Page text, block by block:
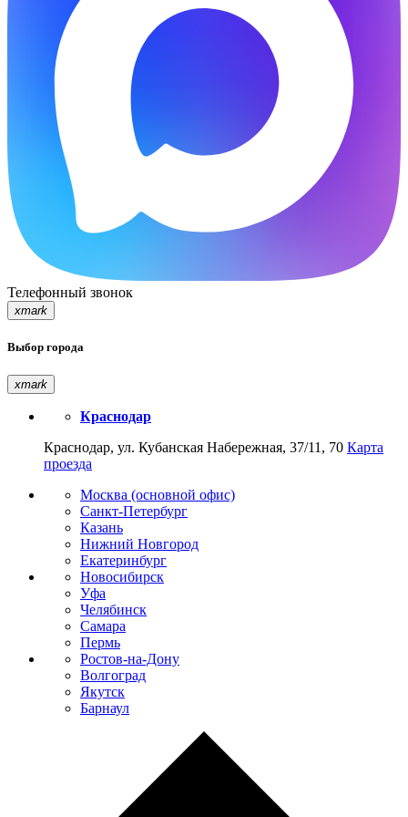
Телефонный звонок
xmark
Выбор города
xmark
Краснодар
Краснодар, ул. Кубанская Набережная, 37/11, 70 Карта
проезда
Москва (основной офис)
Санкт-Петербург
Казань
Нижний Новгород
Екатеринбург
Новосибирск
Уфа
Челябинск
Самара
Пермь
Ростов-на-Дону
Волгоград
Якутск
Барнаул